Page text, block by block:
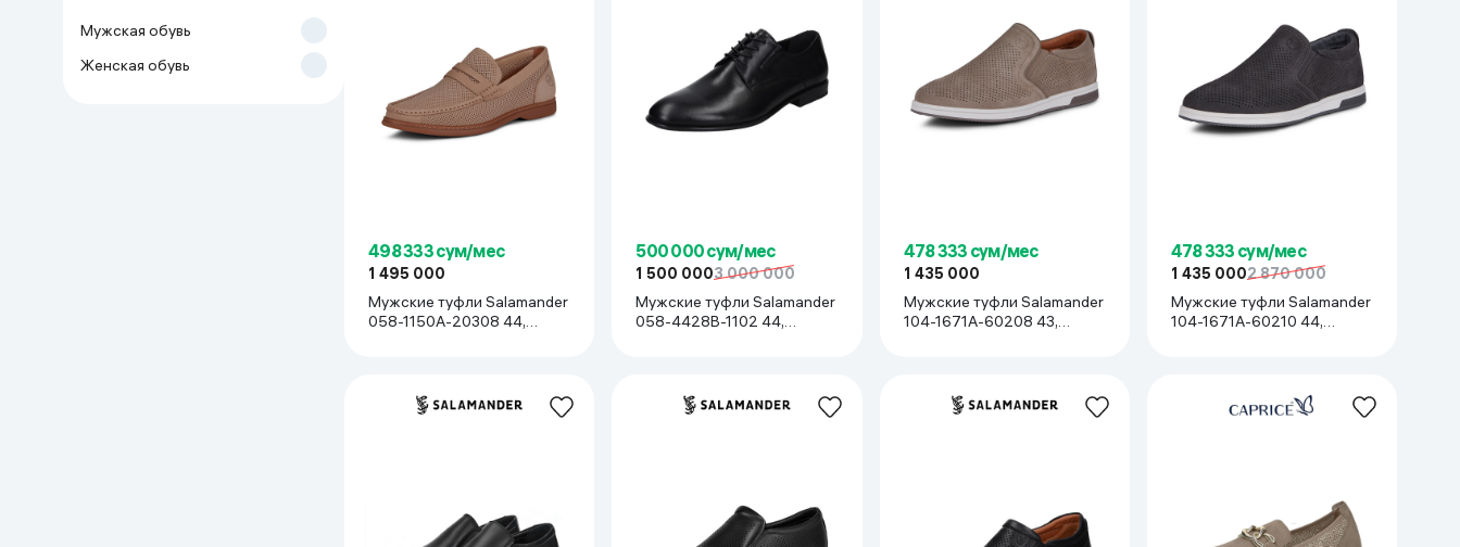
Ювелирные изделия
Мужская обувь
Женская обувь
498 333 сум/мес
1 495 000
Мужские туфли Salamander
058-1150A-20308 44,
500 000 сум/мес
1 500 0003 000 000
Мужские туфли Salamander
058-4428B-1102 44,
478 333 сум/мес
1 435 000
Мужские туфли Salamander
104-1671A-60208 43,
478 333 сум/мес
1 435 0002 870 000
Мужские туфли Salamander
104-1671A-60210 44,